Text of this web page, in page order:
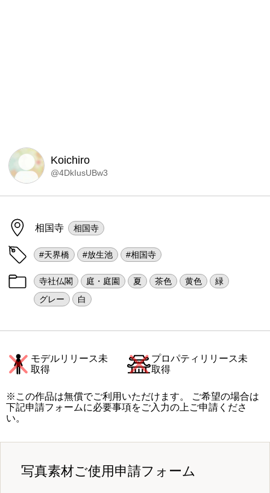
Koichiro
@4DkIusUBw3
相国寺 相国寺
#天界橋 #放生池 #相国寺
寺社仏閣 庭・庭園 夏 茶色 黄色
緑
グレー
白
モデルリリース未
取得
プロパティリリース未
取得
※この作品は無償でご利用いただけます。 ご希望の場合は
下記申請フォームに必要事項をご入力の上ご申請くださ
い。
写真素材ご使用申請フォーム